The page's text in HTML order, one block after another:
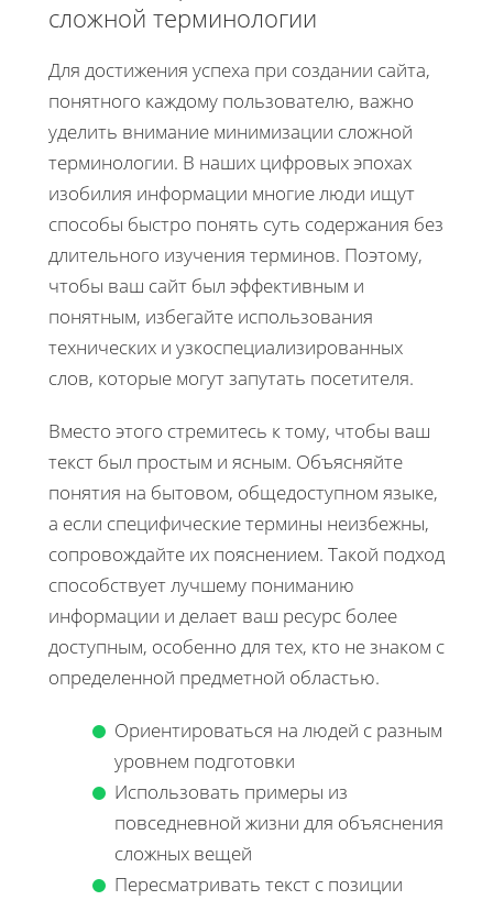
сложной терминологии
Для достижения успеха при создании сайта,
понятного каждому пользователю, важно
уделить внимание минимизации сложной
терминологии. В наших цифровых эпохах
изобилия информации многие люди ищут
способы быстро понять суть содержания без
длительного изучения терминов. Поэтому,
чтобы ваш сайт был эффективным и
понятным, избегайте использования
технических и узкоспециализированных
слов, которые могут запутать посетителя.
Вместо этого стремитесь к тому, чтобы ваш
текст был простым и ясным. Объясняйте
понятия на бытовом, общедоступном языке,
а если специфические термины неизбежны,
сопровождайте их пояснением. Такой подход
способствует лучшему пониманию
информации и делает ваш ресурс более
доступным, особенно для тех, кто не знаком с
определенной предметной областью.
Ориентироваться на людей с разным
уровнем подготовки
Использовать примеры из
повседневной жизни для объяснения
сложных вещей
Пересматривать текст с позиции